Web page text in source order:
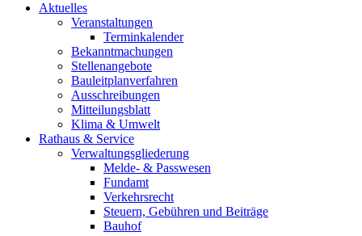
Aktuelles
Veranstaltungen
Terminkalender
Bekanntmachungen
Stellenangebote
Bauleitplanverfahren
Ausschreibungen
Mitteilungsblatt
Klima & Umwelt
Rathaus & Service
Verwaltungsgliederung
Melde- & Passwesen
Fundamt
Verkehrsrecht
Steuern, Gebühren und Beiträge
Bauhof